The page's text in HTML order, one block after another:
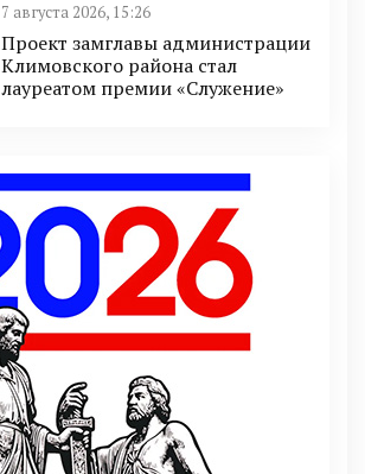
7 августа 2026, 15:26
Проект замглавы администрации
Климовского района стал
лауреатом премии «Служение»